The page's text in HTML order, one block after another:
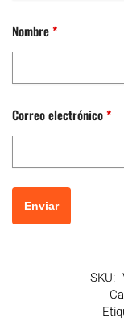
Nombre*
Correo electrónico*
SKU: